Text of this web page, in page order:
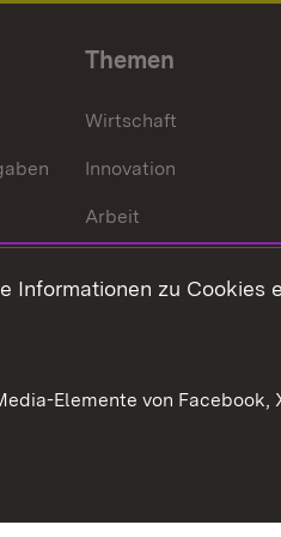
Themen
Wirtschaft
Innovation
Arbeit
Informationen zu Cookies
Elemente von